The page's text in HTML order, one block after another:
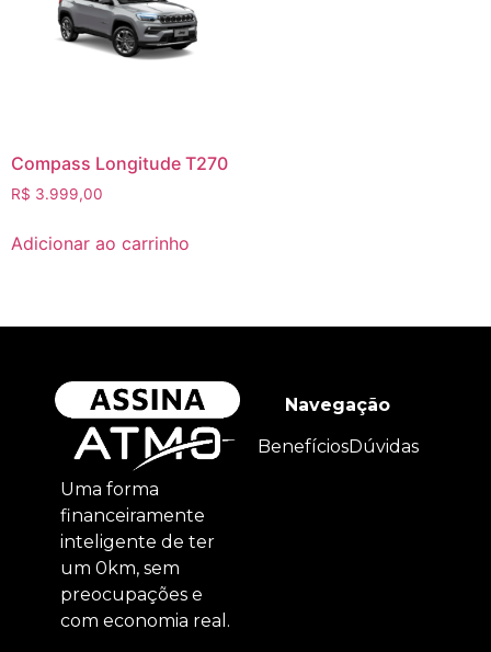
Compass Longitude T270
R$ 3.999,00
Adicionar ao carrinho
Uma forma
financeiramente
inteligente de ter
um 0km, sem
preocupações e
com economia real.
Navegação
BenefíciosDúvidas